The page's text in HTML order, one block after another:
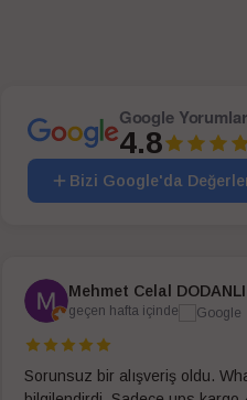
Google
4.8
Bizi Google'da
Mehmet Celal DODANLI
geçen hafta içinde
Sorunsuz bir alışveriş oldu.